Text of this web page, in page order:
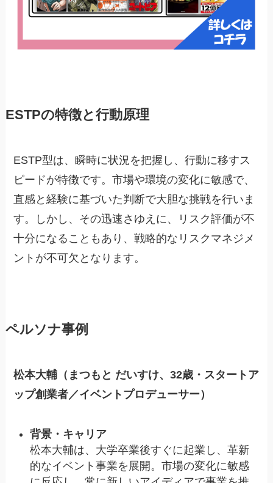
ESTPの特徴と行動原理
ESTP型は、瞬時に状況を把握し、行動に移すス
ピードが特徴です。市場や環境の変化に敏感で、
直感と経験に基づいた判断で大胆な挑戦を行いま
す。しかし、その迅速さゆえに、リスク評価が不
十分になることもあり、戦略的なリスクマネジメ
ントが不可欠となります。
ペルソナ事例
松本大輔（まつもと だいすけ、32歳・スタートア
ップ創業者／イベントプロデューサー）
背景・キャリア
松本大輔は、大学卒業後すぐに起業し、革新
的なイベント事業を展開。市場の変化に敏感